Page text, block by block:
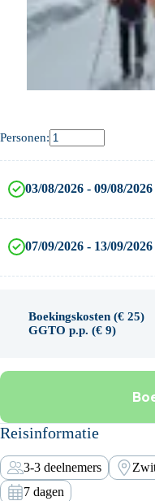
Personen:
03/08/2026 - 09/08/2026
07/09/2026 - 13/09/2026
Boekingskosten (€ 25)
GGTO p.p. (€ 9)
Reisinformatie
3-3 deelnemers
7 dagen